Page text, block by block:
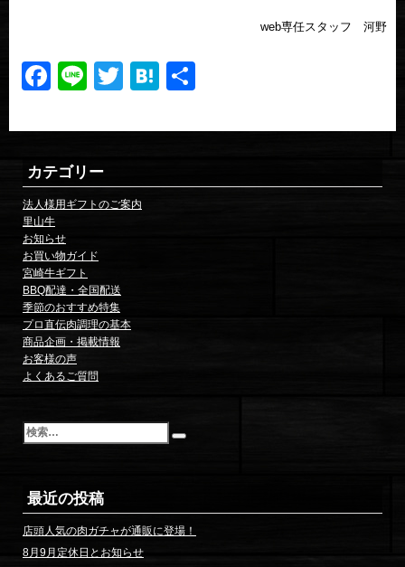
web専任スタッフ 河野
Facebook
LineTwitterHatena
カテゴリー
法人様用ギフトのご案内
里山牛
お知らせ
お買い物ガイド
宮崎牛ギフト
BBQ配達・全国配送
季節のおすすめ特集
プロ直伝肉調理の基本
商品企画・掲載情報
お客様の声
よくあるご質問
最近の投稿
店頭人気の肉ガチャが通販に登場！
8月9月定休日とお知らせ